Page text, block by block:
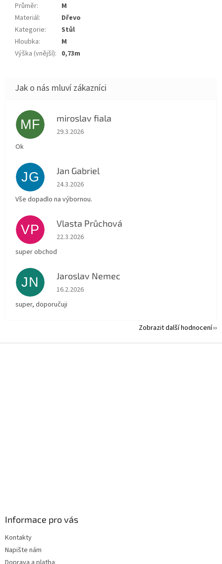
Průměr:
m
Materiál:
dřevo
Kategorie:
stůl
Hloubka:
m
Výška (vnější): 0,73m
MF miroslav fiala
Hodnocení obchodu je 5 z 5 hvězdiček.
29.3.2026
Ok
JG Jan Gabriel
Hodnocení obchodu je 5 z 5 hvězdiček.
24.3.2026
Vše dopadlo na výbornou.
VP Vlasta Průchová
Hodnocení obchodu je 5 z 5 hvězdiček.
22.3.2026
super obchod
JN Jaroslav Nemec
Hodnocení obchodu je 5 z 5 hvězdiček.
16.2.2026
super, doporučuji
Zobrazit další hodnocení
Informace pro vás
Kontakty
Napište nám